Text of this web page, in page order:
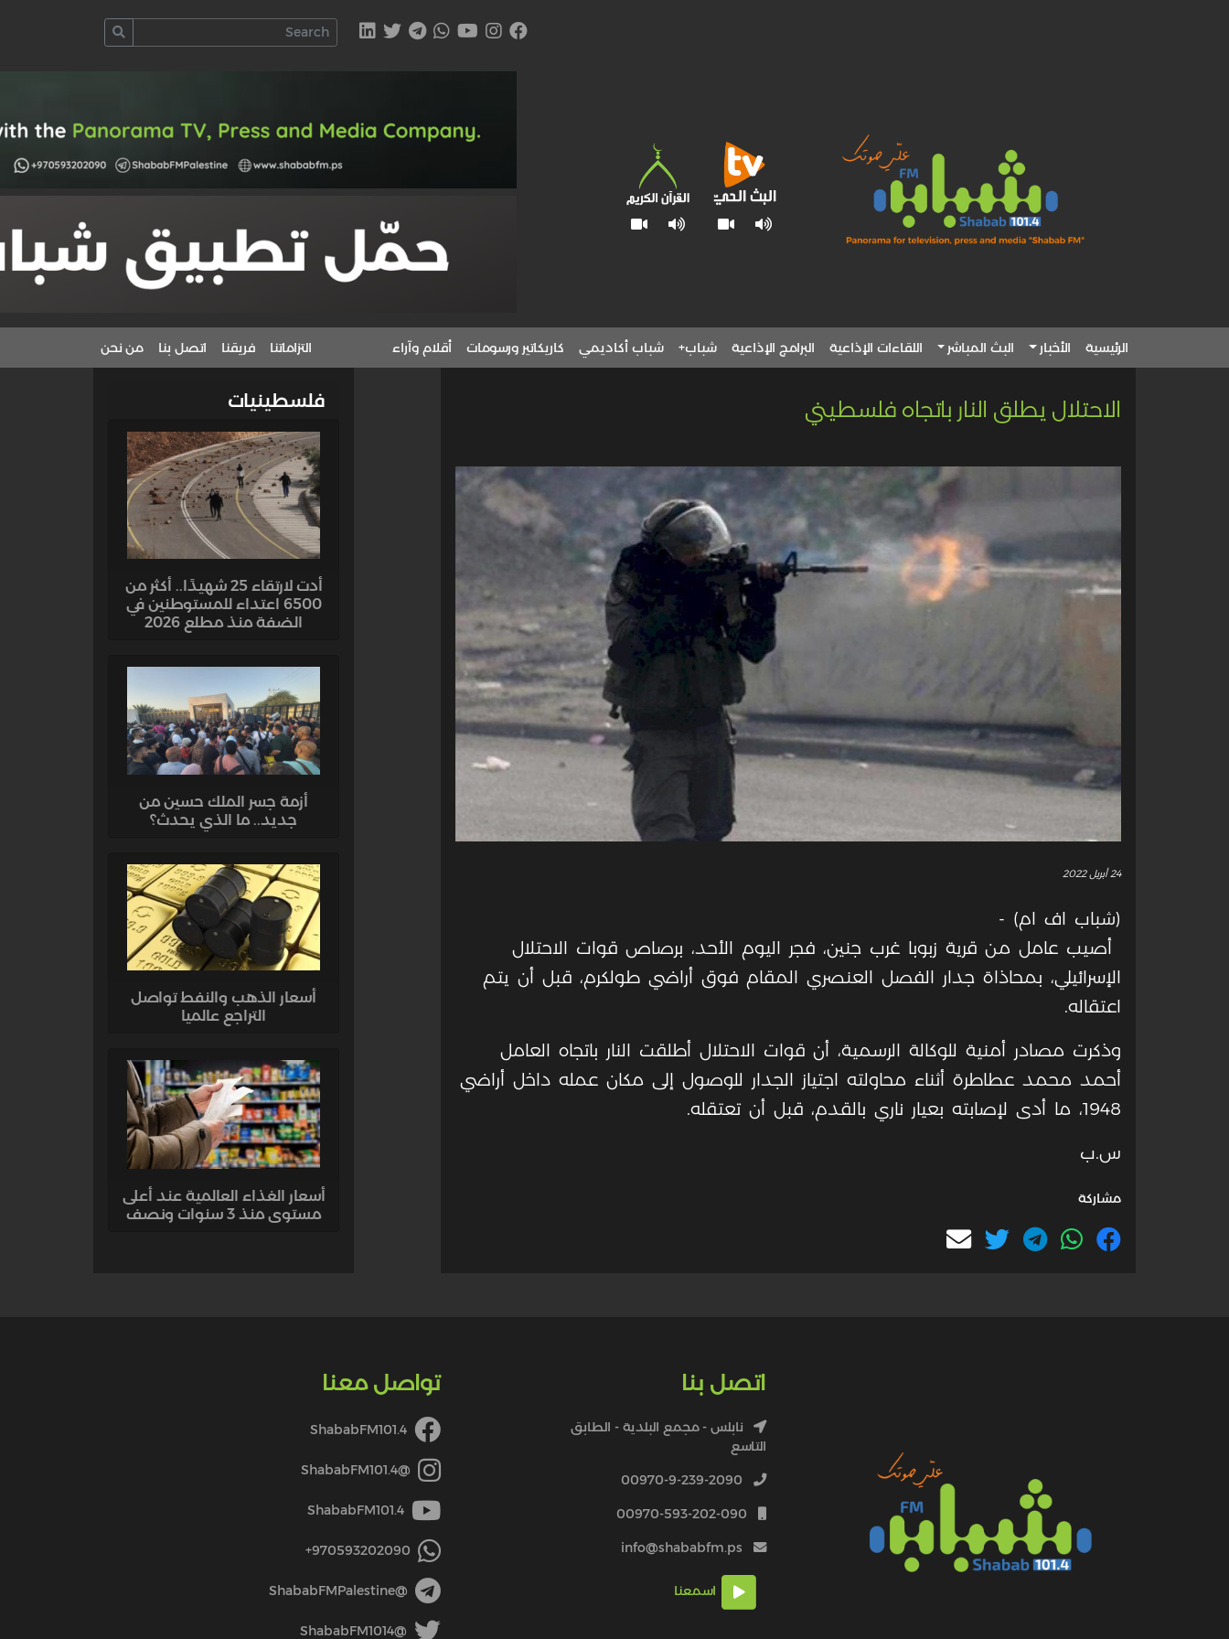
الرئيسية الأخبار البث المباشر اللقاءات الإذاعية البرامج الإذاعية شباب+ شباب أكاديمي كاريكاتير ورسومات أقلام وآراء التزاماتنا فريقنا اتصل بنا من نحن
الاحتلال يطلق النار باتجاه فلسطيني
24 أبريل 2022
(شباب اف ام) -
أصيب عامل من قرية زبوبا غرب جنين، فجر اليوم الأحد، برصاص قوات الاحتلال
الإسرائيلي، بمحاذاة جدار الفصل العنصري المقام فوق أراضي طولكرم، قبل أن يتم
اعتقاله.
وذكرت مصادر أمنية للوكالة الرسمية، أن قوات الاحتلال أطلقت النار باتجاه العامل
أحمد محمد عطاطرة أثناء محاولته اجتياز الجدار للوصول إلى مكان عمله داخل أراضي
1948، ما أدى لإصابته بعيار ناري بالقدم، قبل أن تعتقله.
س.ب
مشاركة
فلسطينيات
أدت لارتقاء 25 شهيدًا.. أكثر من
6500 اعتداء للمستوطنين في
الضفة منذ مطلع 2026
أزمة جسر الملك حسين من
جديد.. ما الذي يحدث؟
أسعار الذهب والنفط تواصل
التراجع عالميا
أسعار الغذاء العالمية عند أعلى
مستوى منذ 3 سنوات ونصف
اتصل بنا
نابلس - مجمع البلدية - الطابق
التاسع
00970-9-239-2090
00970-593-202-090
info@shababfm.ps
اسمعنا
تواصل معنا
ShababFM101.4
@ShababFM101.4
ShababFM101.4
970593202090+
@ShababFMPalestine
@ShababFM1014